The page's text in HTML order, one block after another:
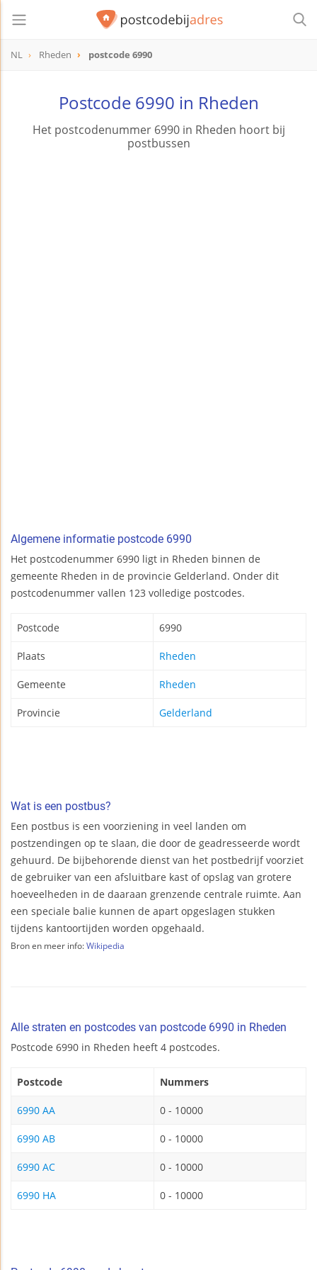
NL Rheden postcode 6990
Postcode 6990 in Rheden
Het postcodenummer 6990 in Rheden hoort bij
postbussen
Algemene informatie postcode 6990
Het postcodenummer 6990 ligt in Rheden binnen de
gemeente Rheden in de provincie Gelderland. Onder dit
postcodenummer vallen 123 volledige postcodes.
Postcode 6990
Plaats Rheden
Gemeente Rheden
Provincie Gelderland
Wat is een postbus?
Een postbus is een voorziening in veel landen om
postzendingen op te slaan, die door de geadresseerde wordt
gehuurd. De bijbehorende dienst van het postbedrijf voorziet
de gebruiker van een afsluitbare kast of opslag van grotere
hoeveelheden in de daaraan grenzende centrale ruimte. Aan
een speciale balie kunnen de apart opgeslagen stukken
tijdens kantoortijden worden opgehaald.
Bron en meer info: Wikipedia
Alle straten en postcodes van postcode 6990 in Rheden
Postcode 6990 in Rheden heeft 4 postcodes.
Postcode Nummers
6990 AA 0 - 10000
6990 AB 0 - 10000
6990 AC 0 - 10000
6990 HA 0 - 10000